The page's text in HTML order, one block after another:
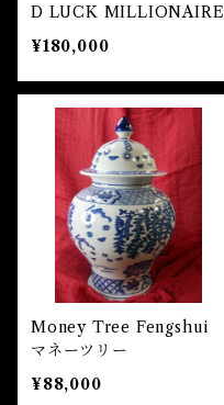
D LUCK MILLIONAIRE
¥180,000
Money Tree Fengshui
マネーツリー
¥88,000